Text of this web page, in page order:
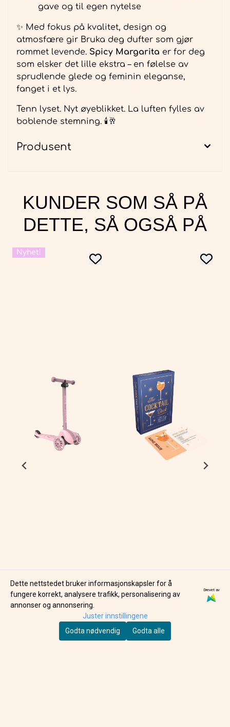
gave og til egen nytelse
✨ Med fokus på kvalitet, design og
atmosfære gir Bruka deg dufter som gjør
rommet levende. Spicy Margarita er for deg
som elsker det lille ekstra – en følelse av
sprudlende glede og feminin eleganse,
fanget i et lys.
Tenn lyset. Nyt øyeblikket. La luften fylles av
boblende stemning. 🕯️🥂
Produsent
KUNDER SOM SÅ PÅ
DETTE, SÅ OGSÅ PÅ
Nyhet!
SCOOT AND RIDE
SCOOT & RIDE
HIGHWAYKICK S3
SPARKESYKKEL -
NEW MAGS
DECK
249,-
Dette nettstedet bruker informasjonskapsler for å
fungere korrekt, analysere trafikk, personalisering av
annonser og annonsering.
Drevet av
Juster innstillingene
Godta nødvendig
Godta alle